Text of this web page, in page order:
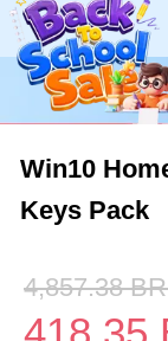
Win10
Keys Pack
4,857.38